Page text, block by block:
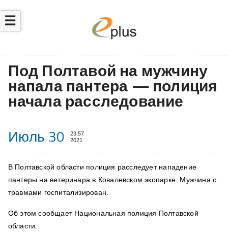
☰
Под Полтавой на мужчину
напала пантера — полиция
начала расследование
Июль 30
23:57
2021
В Полтавской области полиция расследует нападение
пантеры на ветеринара в Ковалевском экопарке. Мужчина с
травмами госпитализирован.
Об этом сообщает Национальная полиция Полтавской
области.